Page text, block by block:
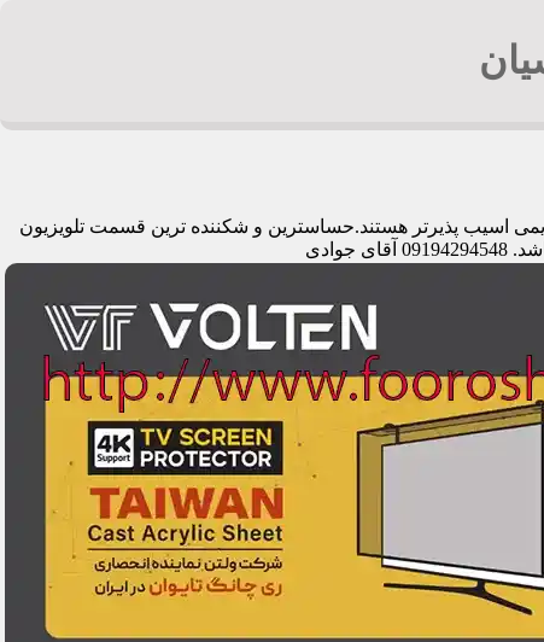
اسیب پذیرتر هستند.حساسترین و شکننده ترین قسمت تلویزیون